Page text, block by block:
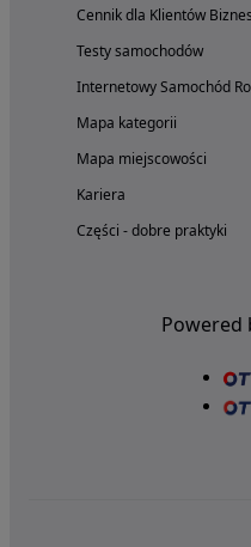
Cennik dla Klientów
Testy samochodów
Internetowy Samochód
Mapa kategorii
Mapa miejscowości
Kariera
Części - dobre praktyki
Powered